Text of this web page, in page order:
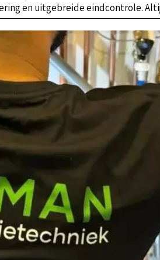
en uitgebreide eindcontrole.